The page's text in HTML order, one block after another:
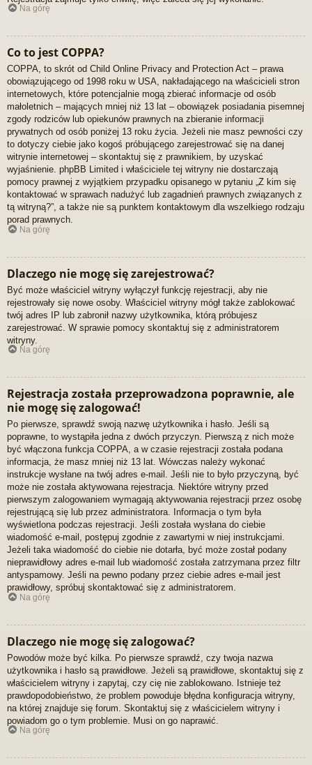
Na górę
Co to jest COPPA?
COPPA, to skrót od Child Online Privacy and Protection Act – prawa
obowiązującego od 1998 roku w USA, nakładającego na właścicieli stron
internetowych, które potencjalnie mogą zbierać informacje od osób
małoletnich – mających mniej niż 13 lat – obowiązek posiadania pisemnej
zgody rodziców lub opiekunów prawnych na zbieranie informacji
prywatnych od osób poniżej 13 roku życia. Jeżeli nie masz pewności czy
to dotyczy ciebie jako kogoś próbującego zarejestrować się na danej
witrynie internetowej – skontaktuj się z prawnikiem, by uzyskać
wyjaśnienie. phpBB Limited i właściciele tej witryny nie dostarczają
pomocy prawnej z wyjątkiem przypadku opisanego w pytaniu „Z kim się
kontaktować w sprawach nadużyć lub zagadnień prawnych związanych z
tą witryną?”, a także nie są punktem kontaktowym dla wszelkiego rodzaju
porad prawnych.
Na górę
Dlaczego nie mogę się zarejestrować?
Być może właściciel witryny wyłączył funkcję rejestracji, aby nie
rejestrowały się nowe osoby. Właściciel witryny mógł także zablokować
twój adres IP lub zabronił nazwy użytkownika, którą próbujesz
zarejestrować. W sprawie pomocy skontaktuj się z administratorem
witryny.
Na górę
Rejestracja została przeprowadzona poprawnie, ale
nie mogę się zalogować!
Po pierwsze, sprawdź swoją nazwę użytkownika i hasło. Jeśli są
poprawne, to wystąpiła jedna z dwóch przyczyn. Pierwszą z nich może
być włączona funkcja COPPA, a w czasie rejestracji została podana
informacja, że masz mniej niż 13 lat. Wówczas należy wykonać
instrukcje wysłane na twój adres e-mail. Jeśli nie to było przyczyną, być
może nie została aktywowana rejestracja. Niektóre witryny przed
pierwszym zalogowaniem wymagają aktywowania rejestracji przez osobę
rejestrującą się lub przez administratora. Informacja o tym była
wyświetlona podczas rejestracji. Jeśli została wysłana do ciebie
wiadomość e-mail, postępuj zgodnie z zawartymi w niej instrukcjami.
Jeżeli taka wiadomość do ciebie nie dotarła, być może został podany
nieprawidłowy adres e-mail lub wiadomość została zatrzymana przez filtr
antyspamowy. Jeśli na pewno podany przez ciebie adres e-mail jest
prawidłowy, spróbuj skontaktować się z administratorem.
Na górę
Dlaczego nie mogę się zalogować?
Powodów może być kilka. Po pierwsze sprawdź, czy twoja nazwa
użytkownika i hasło są prawidłowe. Jeżeli są prawidłowe, skontaktuj się z
właścicielem witryny i zapytaj, czy cię nie zablokowano. Istnieje też
prawdopodobieństwo, że problem powoduje błędna konfiguracja witryny,
na której znajduje się forum. Skontaktuj się z właścicielem witryny i
powiadom go o tym problemie. Musi on go naprawić.
Na górę